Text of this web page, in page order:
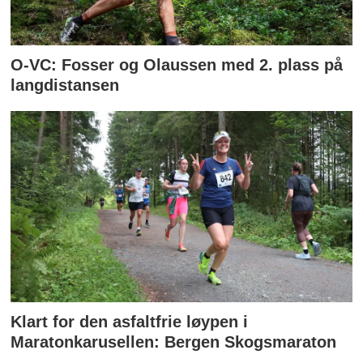
O-VC: Fosser og Olaussen med 2. plass på
langdistansen
Klart for den asfaltfrie løypen i
Maratonkarusellen: Bergen Skogsmaraton